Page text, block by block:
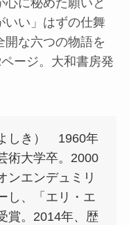
に秘めた願いと
い」はずの仕舞
な六つの物語を
ージ。大和書房発
しき） 1960年
術大学卒。2000
ンエンデュミリ
し、「エリ・エ
賞。2014年、歴